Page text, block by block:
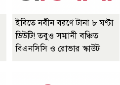
ইবিতে নবীন বরণে টানা ৮ ঘণ্টা
ডিউটি! তবুও সম্মানী বঞ্চিত
বিএনসিসি ও রোভার স্কাউট